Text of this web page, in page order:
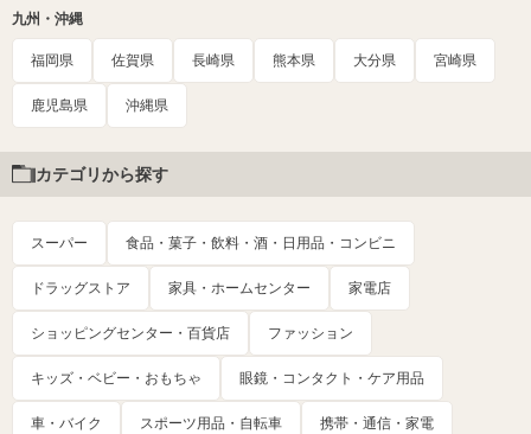
九州・沖縄
福岡県 佐賀県 長崎県 熊本県 大分県 宮崎県
鹿児島県 沖縄県
カテゴリから探す
スーパー 食品・菓子・飲料・酒・日用品・コンビニ
ドラッグストア 家具・ホームセンター 家電店
ショッピングセンター・百貨店 ファッション
キッズ・ベビー・おもちゃ 眼鏡・コンタクト・ケア用品
車・バイク スポーツ用品・自転車 携帯・通信・家電